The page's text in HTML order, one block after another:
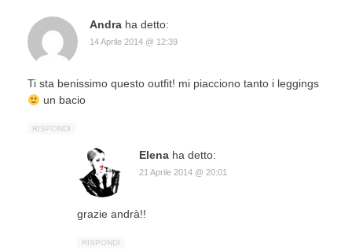
Andra ha detto:
14 Aprile 2014 @ 12:39
Ti sta benissimo questo outfit! mi piacciono tanto i leggings
un bacio
RISPONDI
Elena ha detto:
21 Aprile 2014 @ 20:01
grazie andrà!!
RISPONDI